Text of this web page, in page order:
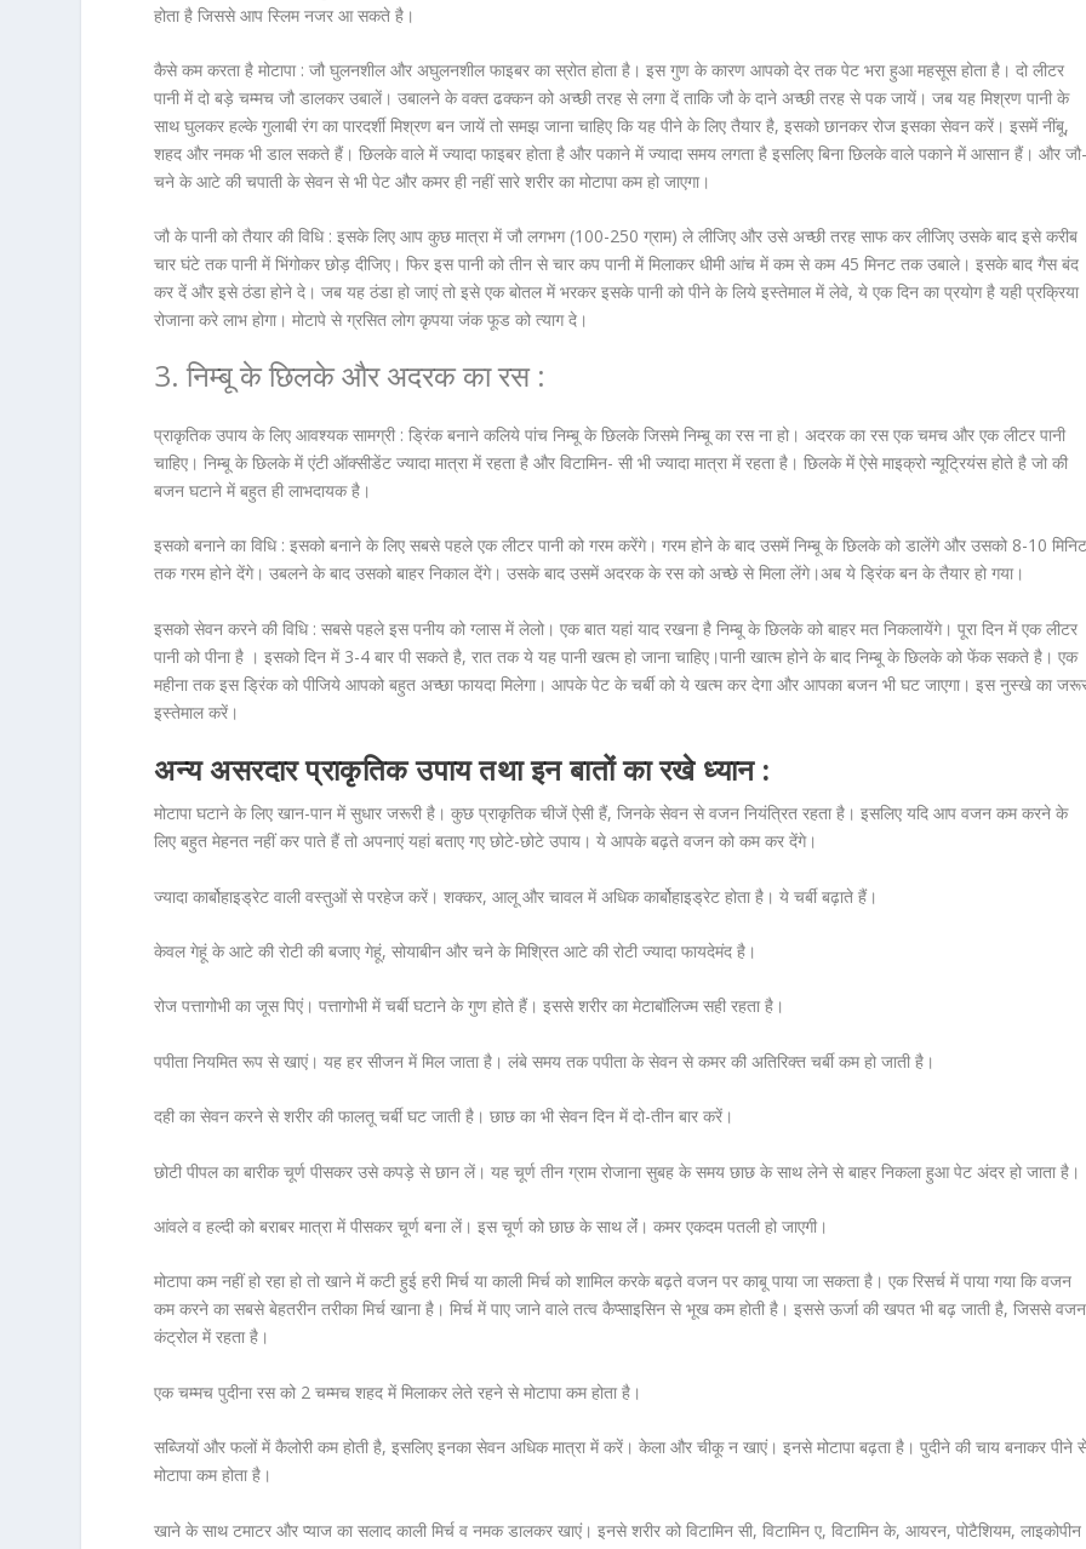
होता है जिससे आप स्लिम नजर आ सकते है।
कैसे कम करता है मोटापा : जौ घुलनशील और अघुलनशील फाइबर का स्रोत होता है। इस गुण के कारण आपको देर तक पेट भरा हुआ महसूस होता है। दो लीटर
पानी में दो बड़े चम्मच जौ डालकर उबालें। उबालने के वक्त ढक्कन को अच्छी तरह से लगा दें ताकि जौ के दाने अच्छी तरह से पक जायें। जब यह मिश्रण पानी के
साथ घुलकर हल्के गुलाबी रंग का पारदर्शी मिश्रण बन जायें तो समझ जाना चाहिए कि यह पीने के लिए तैयार है, इसको छानकर रोज इसका सेवन करें। इसमें नींबू,
शहद और नमक भी डाल सकते हैं। छिलके वाले में ज्यादा फाइबर होता है और पकाने में ज्यादा समय लगता है इसलिए बिना छिलके वाले पकाने में आसान हैं। और
चने के आटे की चपाती के सेवन से भी पेट और कमर ही नहीं सारे शरीर का मोटापा कम हो जाएगा।
जौ के पानी को तैयार की विधि :इसके लिए आप कुछ मात्रा में जौ लगभग (100-250 ग्राम) ले लीजिए और उसे अच्छी तरह साफ कर लीजिए उसके बाद इसे करीब
चार घंटे तक पानी में भिंगोकर छोड़ दीजिए। फिर इस पानी को तीन से चार कप पानी में मिलाकर धीमी आंच में कम से कम 45 मिनट तक उबाले। इसके बाद गैस बंद
कर दें और इसे ठंडा होने दे। जब यह ठंडा हो जाएं तो इसे एक बोतल में भरकर इसके पानी को पीने के लिये इस्तेमाल में लेवे, ये एक दिन का प्रयोग है यही प्रक्रिया
रोजाना करे लाभ होगा। मोटापे से ग्रसित लोग कृपया जंक फूड को त्याग दे।
3. निम्बू के छिलके और अदरक का रस :
प्राकृतिक उपाय के लिए आवश्यक सामग्री : ड्रिंक बनाने कलिये पांच निम्बू के छिलके जिसमे निम्बू का रस ना हो। अदरक का रस एक चमच और एक लीटर पानी
चाहिए। निम्बू के छिलके में एंटी ऑक्सीडेंट ज्यादा मात्रा में रहता है और विटामिन- सी भी ज्यादा मात्रा में रहता है। छिलके में ऐसे माइक्रो न्यूट्रियंस होते है जो की
बजन घटाने में बहुत ही लाभदायक है।
इसको बनाने का विधि : इसको बनाने के लिए सबसे पहले एक लीटर पानी को गरम करेंगे। गरम होने के बाद उसमें निम्बू के छिलके को डालेंगे और उसको 8-10
तक गरम होने देंगे। उबलने के बाद उसको बाहर निकाल देंगे। उसके बाद उसमें अदरक के रस को अच्छे से मिला लेंगे।अब ये ड्रिंक बन के तैयार हो गया।
इसको सेवन करने की विधि :सबसे पहले इस पनीय को ग्लास में लेलो। एक बात यहां याद रखना है निम्बू के छिलके को बाहर मत निकलायेंगे। पूरा दिन में एक लीटर
पानी को पीना है । इसको दिन में 3-4 बार पी सकते है, रात तक ये यह पानी खत्म हो जाना चाहिए।पानी खात्म होने के बाद निम्बू के छिलके को फेंक सकते है। एक
महीना तक इस ड्रिंक को पीजिये आपको बहुत अच्छा फायदा मिलेगा। आपके पेट के चर्बी को ये खत्म कर देगा और आपका बजन भी घट जाएगा। इस नुस्खे का
इस्तेमाल करें।
अन्य असरदार प्राकृतिक उपाय तथा इन बातों का रखे ध्यान :
मोटापा घटाने के लिए खान-पान में सुधार जरूरी है। कुछ प्राकृतिक चीजें ऐसी हैं, जिनके सेवन से वजन नियंत्रित रहता है। इसलिए यदि आप वजन कम करने के
लिए बहुत मेहनत नहीं कर पाते हैं तो अपनाएं यहां बताए गए छोटे-छोटे उपाय। ये आपके बढ़ते वजन को कम कर देंगे।
ज्यादा कार्बोहाइड्रेट वाली वस्तुओं से परहेज करें। शक्कर, आलू और चावल में अधिक कार्बोहाइड्रेट होता है। ये चर्बी बढ़ाते हैं।
केवल गेहूं के आटे की रोटी की बजाए गेहूं, सोयाबीन और चने के मिश्रित आटे की रोटी ज्यादा फायदेमंद है।
रोज पत्तागोभी का जूस पिएं। पत्तागोभी में चर्बी घटाने के गुण होते हैं। इससे शरीर का मेटाबॉलिज्म सही रहता है।
पपीता नियमित रूप से खाएं। यह हर सीजन में मिल जाता है। लंबे समय तक पपीता के सेवन से कमर की अतिरिक्त चर्बी कम हो जाती है।
दही का सेवन करने से शरीर की फालतू चर्बी घट जाती है। छाछ का भी सेवन दिन में दो-तीन बार करें।
छोटी पीपल का बारीक चूर्ण पीसकर उसे कपड़े से छान लें। यह चूर्ण तीन ग्राम रोजाना सुबह के समय छाछ के साथ लेने से बाहर निकला हुआ पेट अंदर हो जाता है।
आंवले व हल्दी को बराबर मात्रा में पीसकर चूर्ण बना लें। इस चूर्ण को छाछ के साथ लेंं। कमर एकदम पतली हो जाएगी।
मोटापा कम नहीं हो रहा हो तो खाने में कटी हुई हरी मिर्च या काली मिर्च को शामिल करके बढ़ते वजन पर काबू पाया जा सकता है। एक रिसर्च में पाया गया कि वजन
कम करने का सबसे बेहतरीन तरीका मिर्च खाना है। मिर्च में पाए जाने वाले तत्व कैप्साइसिन से भूख कम होती है। इससे ऊर्जा की खपत भी बढ़ जाती है, जिससे वजन
कंट्रोल में रहता है।
एक चम्मच पुदीना रस को 2 चम्मच शहद में मिलाकर लेते रहने से मोटापा कम होता है।
सब्जियों और फलों में कैलोरी कम होती है, इसलिए इनका सेवन अधिक मात्रा में करें। केला और चीकू न खाएं। इनसे मोटापा बढ़ता है। पुदीने की चाय बनाकर पीने
मोटापा कम होता है।
खाने के साथ टमाटर और प्याज का सलाद काली मिर्च व नमक डालकर खाएं। इनसे शरीर को विटामिन सी, विटामिन ए, विटामिन के, आयरन, पोटैशियम, लाइकोपीन